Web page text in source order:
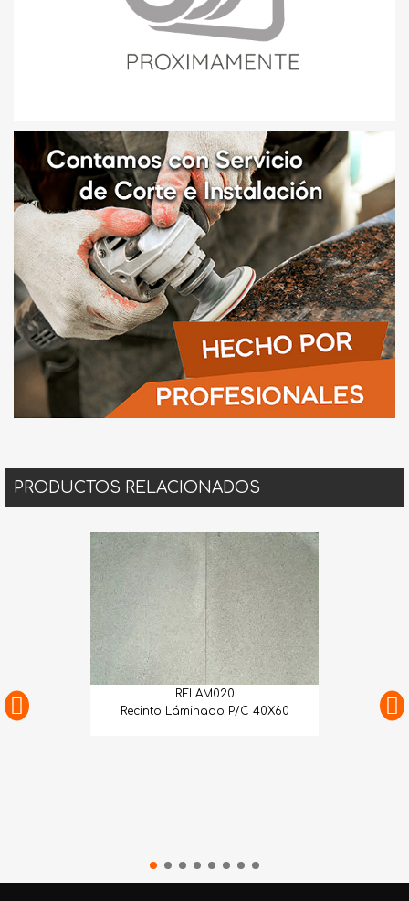
PRODUCTOS RELACIONADOS
RELAM020
Recinto Láminado P/C 40X60